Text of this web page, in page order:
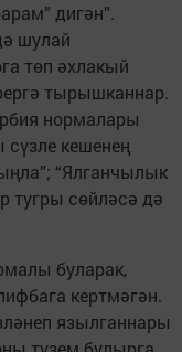
дигән”.
шулай
төп әхлакый
тырышканнар.
нормалары
кешенең
“Ялганчылык
тугры сөйләсә дә
буларак,
кертмәгән.
язылганнары